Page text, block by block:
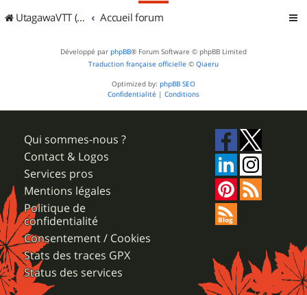
UtagawaVTT (Randos VTT et VTTAE avec traces GPS) Accueil forum
Développé par phpBB® Forum Software © phpBB Limited
Traduction française officielle © Qiaeru
Optimized by: phpBB SEO
Confidentialité | Conditions
Qui sommes-nous ?
Contact & Logos
Services pros
Mentions légales
Politique de
confidentialité
Consentement / Cookies
Stats des traces GPX
Status des services